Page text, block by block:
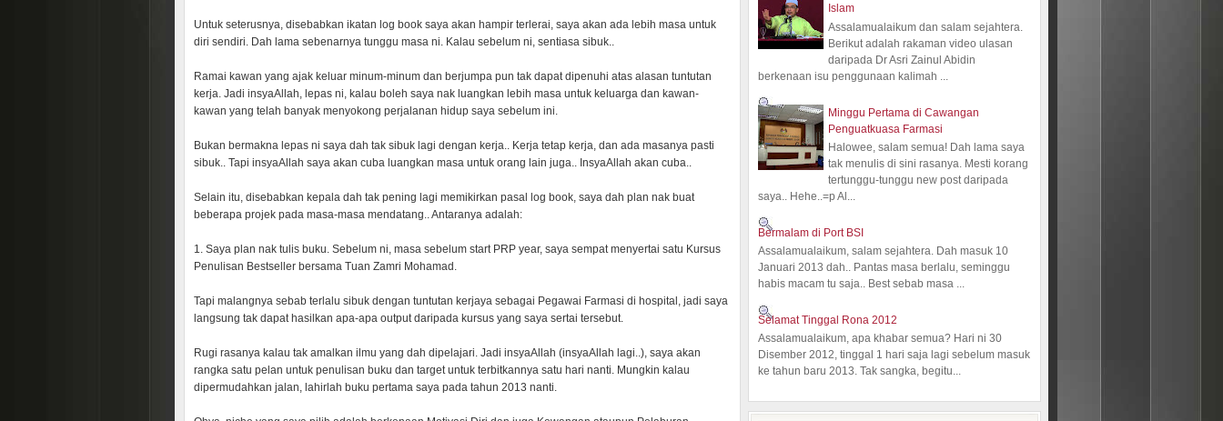
Untuk seterusnya, disebabkan ikatan log book saya akan hampir terlerai, saya akan ada lebih masa untuk
diri sendiri. Dah lama sebenarnya tunggu masa ni. Kalau sebelum ni, sentiasa sibuk..
Ramai kawan yang ajak keluar minum-minum dan berjumpa pun tak dapat dipenuhi atas alasan tuntutan
kerja. Jadi insyaAllah, lepas ni, kalau boleh saya nak luangkan lebih masa untuk keluarga dan kawan-
kawan yang telah banyak menyokong perjalanan hidup saya sebelum ini.
Bukan bermakna lepas ni saya dah tak sibuk lagi dengan kerja.. Kerja tetap kerja, dan ada masanya pasti
sibuk.. Tapi insyaAllah saya akan cuba luangkan masa untuk orang lain juga.. InsyaAllah akan cuba..
Selain itu, disebabkan kepala dah tak pening lagi memikirkan pasal log book, saya dah plan nak buat
beberapa projek pada masa-masa mendatang.. Antaranya adalah:
1. Saya plan nak tulis buku. Sebelum ni, masa sebelum start PRP year, saya sempat menyertai satu Kursus
Penulisan Bestseller bersama Tuan Zamri Mohamad.
Tapi malangnya sebab terlalu sibuk dengan tuntutan kerjaya sebagai Pegawai Farmasi di hospital, jadi saya
langsung tak dapat hasilkan apa-apa output daripada kursus yang saya sertai tersebut.
Rugi rasanya kalau tak amalkan ilmu yang dah dipelajari. Jadi insyaAllah (insyaAllah lagi..), saya akan
rangka satu pelan untuk penulisan buku dan target untuk terbitkannya satu hari nanti. Mungkin kalau
dipermudahkan jalan, lahirlah buku pertama saya pada tahun 2013 nanti.
Islam
Assalamualaikum dan salam sejahtera.
Berikut adalah rakaman video ulasan
daripada Dr Asri Zainul Abidin
berkenaan isu penggunaan kalimah ...
Minggu Pertama di Cawangan
Penguatkuasa Farmasi
Halowee, salam semua! Dah lama saya
tak menulis di sini rasanya. Mesti korang
tertunggu-tunggu new post daripada
saya.. Hehe..=p Al...
Bermalam di Port BSI
Assalamualaikum, salam sejahtera. Dah masuk 10
Januari 2013 dah.. Pantas masa berlalu, seminggu
habis macam tu saja.. Best sebab masa ...
Selamat Tinggal Rona 2012
Assalamualaikum, apa khabar semua? Hari ni 30
Disember 2012, tinggal 1 hari saja lagi sebelum masuk
ke tahun baru 2013. Tak sangka, begitu...